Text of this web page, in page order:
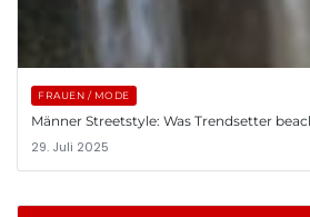
FRAUEN / MODE
Männer Streetstyle: Was Trendsetter
29. Juli 2025